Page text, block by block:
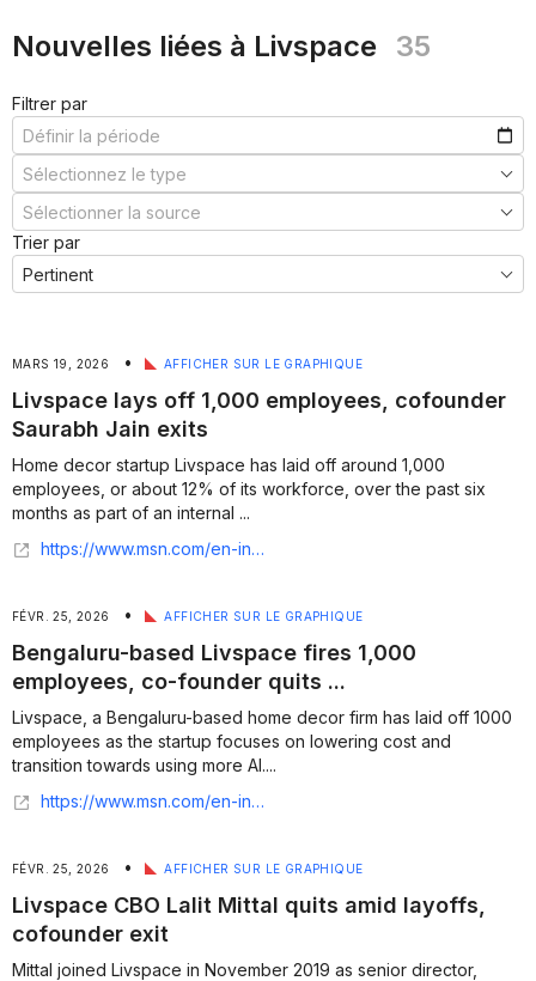
Nouvelles liées à Livspace 35
Filtrer par
Trier par
MARS 19, 2026 • AFFICHER SUR LE GRAPHIQUE
Livspace lays off 1,000 employees, cofounder
Saurabh Jain exits
Home decor startup Livspace has laid off around 1,000
employees, or about 12% of its workforce, over the past six
months as part of an internal ...
https://www.msn.com/en-in/money/news/livspace-lays-off-1000-employees-cofounder-saurabh-jain-exits-amid-ai-led-overhaul/ar-AA1WKJgY
FÉVR. 25, 2026 • AFFICHER SUR LE GRAPHIQUE
Bengaluru-based Livspace fires 1,000
employees, co-founder quits ...
Livspace, a Bengaluru-based home decor firm has laid off 1000
employees as the startup focuses on lowering cost and
transition towards using more AI....
https://www.msn.com/en-in/money/topstories/bengaluru-based-livspace-fires-1-000-employees-co-founder-quits-in-massive-ai-shakeup/ar-AA1WMa3n?apiversion=v2&domshim=1&noservercache=1&noservertelemetry=1&batchservertelemetry=1&renderwebcomponents=1&wcseo=1
FÉVR. 25, 2026 • AFFICHER SUR LE GRAPHIQUE
Livspace CBO Lalit Mittal quits amid layoffs,
cofounder exit
Mittal joined Livspace in November 2019 as senior director,